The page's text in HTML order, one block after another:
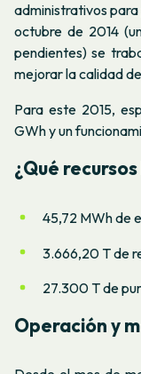
administrativos
octubre de 2014
pendientes) se
mejorar la calidad
Para este 2015,
GWh y un
¿Qué
45,72 MWh de
3.666,20 T de
27.300 T de
Operación y